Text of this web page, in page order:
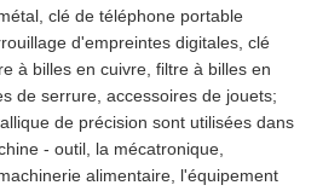
clé de téléphone portable
d'empreintes digitales, clé
à billes en cuivre, filtre à billes en
de serrure, accessoires de jouets;
de précision sont utilisées dans
- outil, la mécatronique,
alimentaire, l'équipement